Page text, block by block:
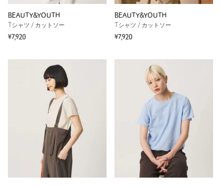
BEAUTY&YOUTH
Tシャツ / カットソー
¥7,920
BEAUTY&YOUTH
Tシャツ / カットソー
¥7,920